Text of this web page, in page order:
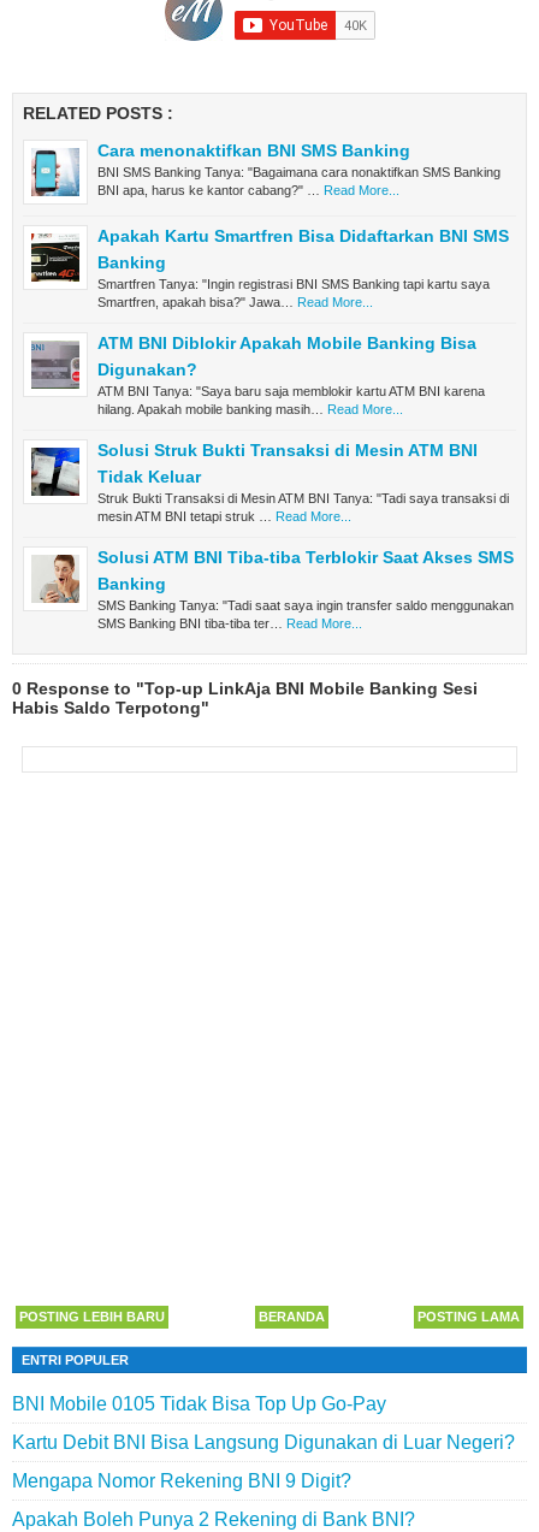
RELATED POSTS :
Cara menonaktifkan BNI SMS Banking
BNI SMS Banking Tanya: "Bagaimana cara nonaktifkan SMS Banking
BNI apa, harus ke kantor cabang?" …
Read More...
Apakah Kartu Smartfren Bisa Didaftarkan BNI SMS
Banking
Smartfren Tanya: "Ingin registrasi BNI SMS Banking tapi kartu saya
Smartfren, apakah bisa?" Jawa…
Read More...
ATM BNI Diblokir Apakah Mobile Banking Bisa
Digunakan?
ATM BNI Tanya: "Saya baru saja memblokir kartu ATM BNI karena
hilang. Apakah mobile banking masih…
Read More...
Solusi Struk Bukti Transaksi di Mesin ATM BNI
Tidak Keluar
Struk Bukti Transaksi di Mesin ATM BNI Tanya: "Tadi saya transaksi di
mesin ATM BNI tetapi struk …
Read More...
Solusi ATM BNI Tiba-tiba Terblokir Saat Akses SMS
Banking
SMS Banking Tanya: "Tadi saat saya ingin transfer saldo menggunakan
SMS Banking BNI tiba-tiba ter…
Read More...
0 Response to "Top-up LinkAja BNI Mobile Banking Sesi
Habis Saldo Terpotong"
POSTING LEBIH BARU POSTING LAMA
BERANDA
ENTRI POPULER
BNI Mobile 0105 Tidak Bisa Top Up Go-Pay
Kartu Debit BNI Bisa Langsung Digunakan di Luar Negeri?
Mengapa Nomor Rekening BNI 9 Digit?
Apakah Boleh Punya 2 Rekening di Bank BNI?